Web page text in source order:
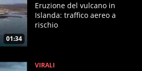
01:34
Eruzione del vulcano in
Islanda: traffico aereo a
rischio
VIRALI